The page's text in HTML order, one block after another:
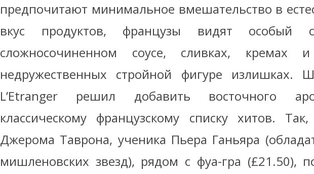
предпочитают минимальное вмешательство в
вкус продуктов, французы видят особый
сложносочиненном соусе, сливках, кремах
недружественных стройной фигуре излишках.
L’Etranger решил добавить восточного
классическому французскому списку хитов.
Джерома Таврона, ученика Пьера Ганьяра
мишленовских звезд), рядом с фуа-гра (£21.50),